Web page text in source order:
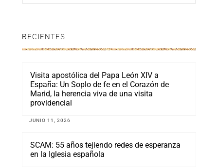
RECIENTES
Visita apostólica del Papa León XIV a
España: Un Soplo de fe en el Corazón de
Marid, la herencia viva de una visita
providencial
JUNIO 11, 2026
SCAM: 55 años tejiendo redes de esperanza
en la Iglesia española